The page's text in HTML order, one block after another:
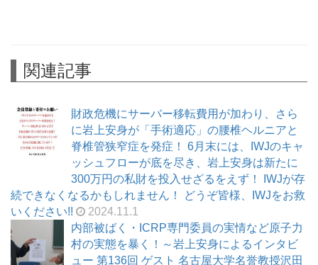
関連記事
財政危機にサーバー移転費用が加わり、さら
に岩上安身が「手術適応」の腰椎ヘルニアと
脊椎管狭窄症を発症！ 6月末には、IWJのキャ
ッシュフローが底を尽き、岩上安身は新たに
300万円の私財を投入せざるをえず！ IWJが存
続できなくなるかもしれません！ どうぞ皆様、IWJをお救
いください!!
2024.11.1
内部被ばく・ICRP専門委員の実情など原子力
村の実態を暴く！～岩上安身によるインタビ
ュー 第136回 ゲスト 名古屋大学名誉教授沢田